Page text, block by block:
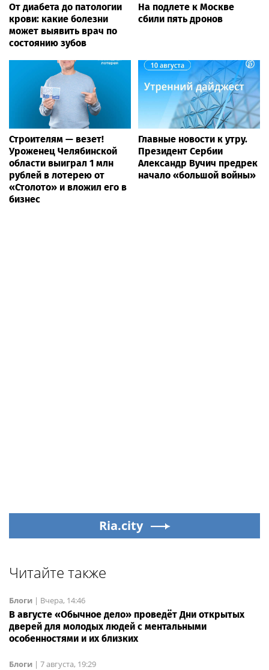
От диабета до патологии
крови: какие болезни
может выявить врач по
состоянию зубов
На подлете к Москве
сбили пять дронов
Строителям — везет!
Уроженец Челябинской
области выиграл 1 млн
рублей в лотерею от
«Столото» и вложил его в
бизнес
Главные новости к утру.
Президент Сербии
Александр Вучич предрек
начало «большой войны»
Ria.city
Читайте также
Блоги | Вчера, 14:46
В августе «Обычное дело» проведёт Дни открытых
дверей для молодых людей с ментальными
особенностями и их близких
Блоги | 7 августа, 19:29